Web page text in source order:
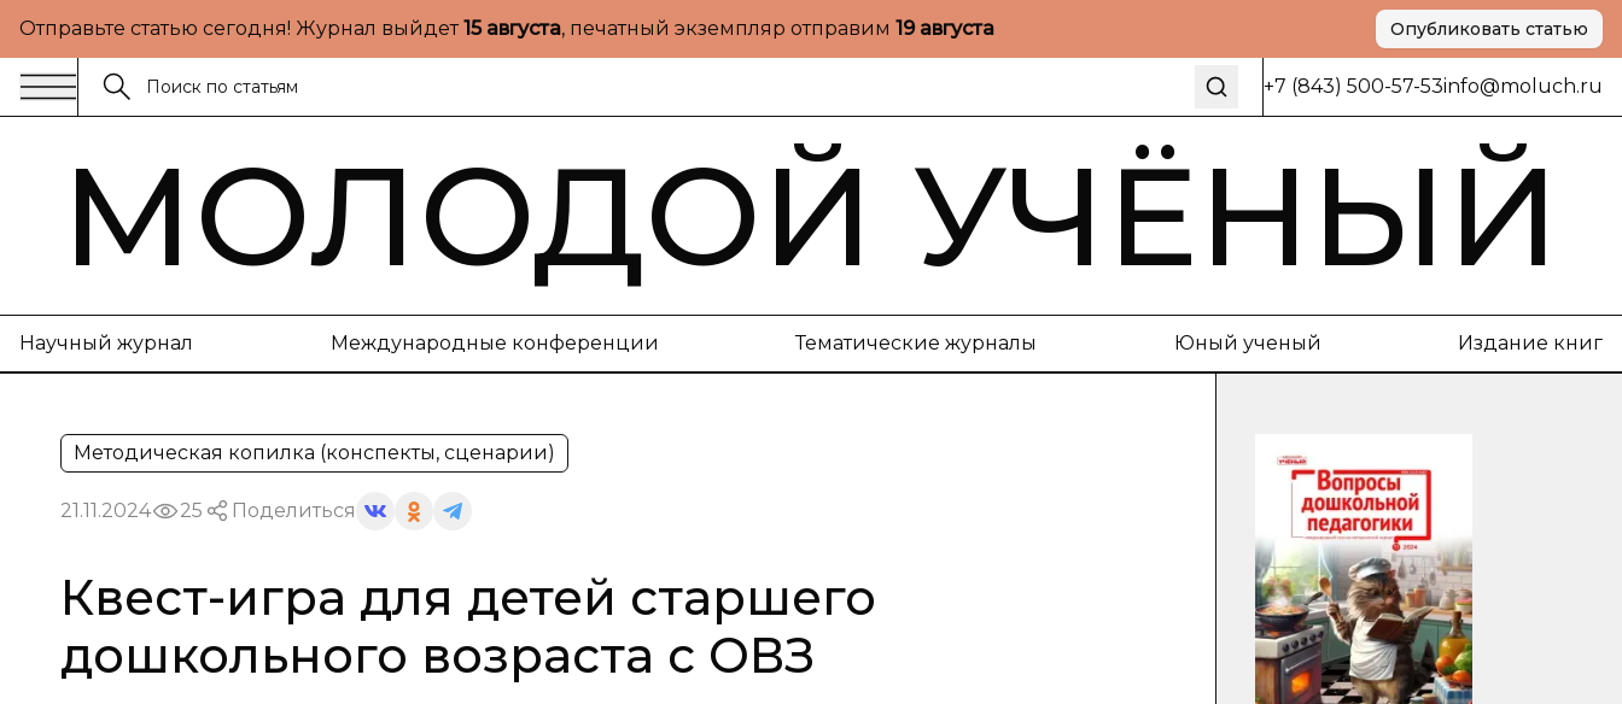
Отправьте статью сегодня! Журнал выйдет15 августа, печатный экземпляр отправим 19 августа Опубликовать статью
+7 (843) 500-57-53info@moluch.ru
МОЛОДОЙ УЧЁНЫЙ
Научный журнал Международные конференции Тематические журналы Юный ученый Издание книг
Методическая копилка (конспекты, сценарии)
21.11.2024 25 Поделиться
Квест-игра для детей старшего
дошкольного возраста с ОВЗ